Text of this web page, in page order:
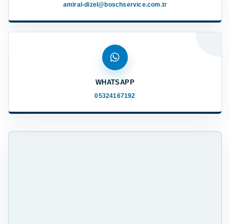
amiral-dizel@boschservice.com.tr
WHATSAPP
05324167192